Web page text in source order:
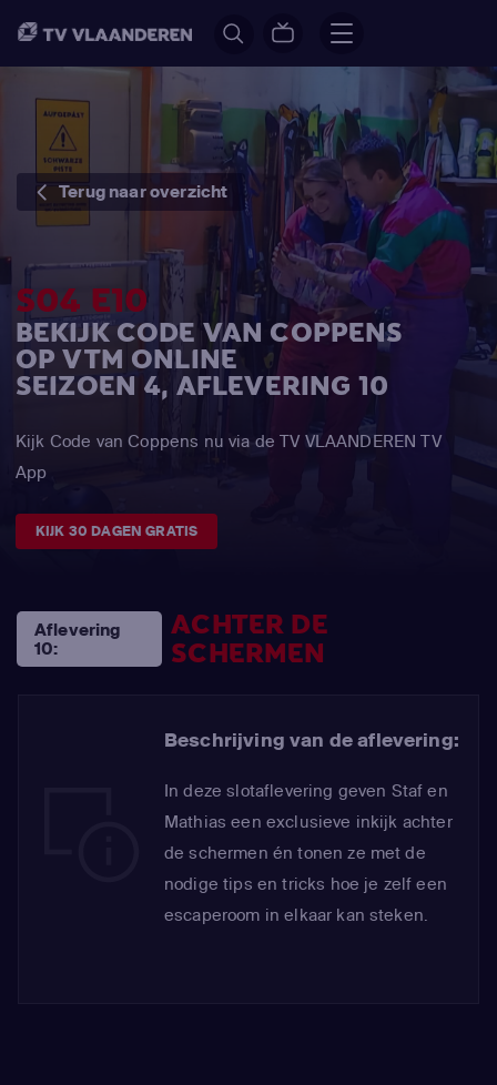
Terug naar overzicht
S04 E10
BEKIJK CODE VAN COPPENS
OP VTM ONLINE
SEIZOEN 4, AFLEVERING 10
Kijk Code van Coppens nu via de TV VLAANDEREN TV
App
KIJK 30 DAGEN GRATIS
Aflevering
10:
ACHTER DE
SCHERMEN
Beschrijving van de aflevering:
In deze slotaflevering geven Staf en
Mathias een exclusieve inkijk achter
de schermen én tonen ze met de
nodige tips en tricks hoe je zelf een
escaperoom in elkaar kan steken.